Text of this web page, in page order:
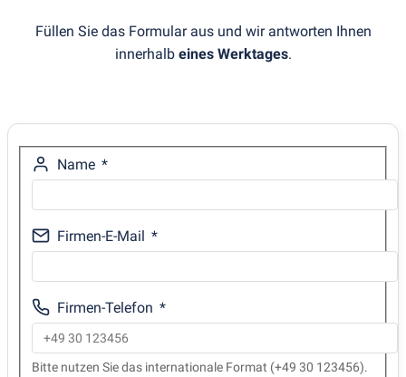
Füllen Sie das Formular aus und wir antworten Ihnen
innerhalb eines Werktages.
Name
Firmen-E-Mail
Firmen-Telefon
Bitte nutzen Sie das internationale Format (+49 30 123456).